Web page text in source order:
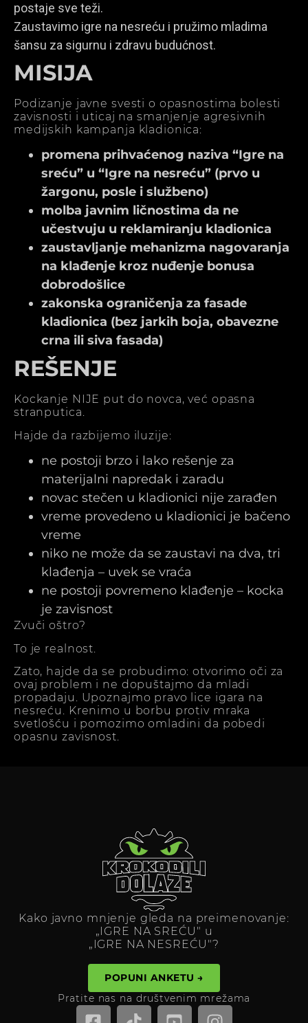
postaje sve teži.
Zaustavimo igre na nesreću i pružimo mladima
šansu za sigurnu i zdravu budućnost.
MISIJA
Podizanje javne svesti o opasnostima bolesti
zavisnosti i uticaj na smanjenje agresivnih
medijskih kampanja kladionica:
promena prihvaćenog naziva “Igre na
sreću” u “Igre na nesreću” (prvo u
žargonu, posle i službeno)
molba javnim ličnostima da ne
učestvuju u reklamiranju kladionica
zaustavljanje mehanizma nagovaranja
na klađenje kroz nuđenje bonusa
dobrodošlice
zakonska ograničenja za fasade
kladionica (bez jarkih boja, obavezne
crna ili siva fasada)
REŠENJE
Kockanje NIJE put do novca, već opasna
stranputica.
Hajde da razbijemo iluzije:
ne postoji brzo i lako rešenje za
materijalni napredak i zaradu
novac stečen u kladionici nije zarađen
vreme provedeno u kladionici je bačeno
vreme
niko ne može da se zaustavi na dva, tri
klađenja – uvek se vraća
ne postoji povremeno klađenje – kocka
je zavisnost
Zvuči oštro?
To je realnost.
Zato, hajde da se probudimo: otvorimo oči za
ovaj problem i ne dopuštajmo da mladi
propadaju. Upoznajmo pravo lice igara na
nesreću. Krenimo u borbu protiv mraka
svetlošću i pomozimo omladini da pobedi
opasnu zavisnost.
Kako javno mnjenje gleda na preimenovanje:
„IGRE NA SREĆU" u
„IGRE NA NESREĆU"?
POPUNI ANKETU →
Pratite nas na društvenim mrežama